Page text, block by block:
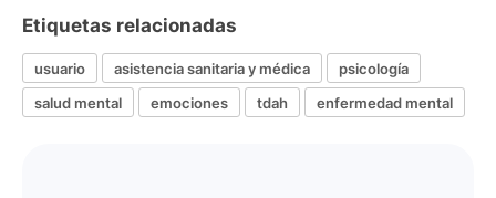
Etiquetas relacionadas
usuario asistencia sanitaria y médica
psicología
salud mental
emociones tdah enfermedad mental